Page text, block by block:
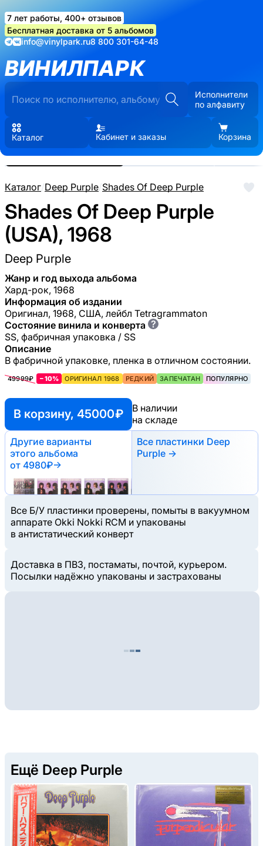
7 лет работы, 400+ отзывов
Бесплатная доставка от 5 альбомов
info@vinylpark.ru8 800 301-64-48
ВИНИЛПАРК
Исполнители
по алфавиту
Каталог Кабинет и заказы Корзина
Каталог/Deep Purple/Shades Of Deep Purple
Shades Of Deep Purple
(USA), 1968
Deep Purple
Жанр и год выхода альбома
Хард-рок, 1968
Информация об издании
Оригинал, 1968, США, лейбл Tetragrammaton
Состояние винила и конверта ?
SS, фабричная упаковка / SS
Описание
В фабричной упаковке, пленка в отличном состоянии.
49999₽ −10% ОРИГИНАЛ 1968 РЕДКИЙ ЗАПЕЧАТАН ПОПУЛЯРНО
В корзину, 45000 ₽
В наличии
на складе
Другие варианты
этого альбома
от 4980₽→
Все пластинки Deep
Purple →
Все Б/У пластинки проверены, помыты в вакуумном
аппарате Okki Nokki RCM и упакованы
в антистатический конверт
Доставка в ПВЗ, постаматы, почтой, курьером.
Посылки надёжно упакованы и застрахованы
Реальные фото пластинки.
Нажмите, чтобы увеличить
Ещё Deep Purple